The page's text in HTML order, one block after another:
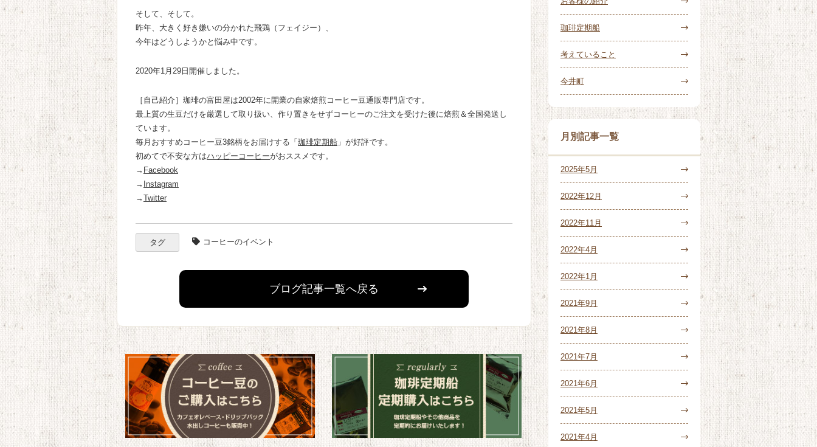
そして、そして。
昨年、大きく好き嫌いの分かれた飛鶏（フェイジー）、
今年はどうしようかと悩み中です。
2020年1月29日開催しました。
［自己紹介］珈琲の富田屋は2002年に開業の自家焙煎コーヒー豆通販専門店です。
最上質の生豆だけを厳選して取り扱い、作り置きをせずコーヒーのご注文を受けた後に焙煎＆全国発送し
ています。
毎月おすすめコーヒー豆3銘柄をお届けする「 珈琲定期船 」が好評です。
初めてで不安な方はハッピーコーヒーがおススメです。
→ Facebook
→ Instagram
→Twitter
タグ コーヒーのイベント
ブログ記事一覧へ戻る
珈琲定期船
考えていること
今井町
月別記事一覧
2025年5月
2022年12月
2022年11月
2022年4月
2022年1月
2021年9月
2021年8月
2021年7月
2021年6月
2021年5月
2021年4月